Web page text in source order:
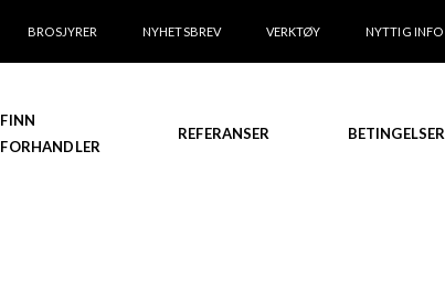
BROSJYRER NYHETSBREV VERKTØY NYTTIG INFO
FINN
FORHANDLER
REFERANSER BETINGELSER